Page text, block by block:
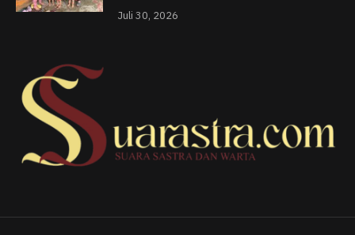
Juli 30, 2026